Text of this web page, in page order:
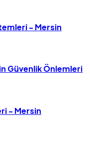
- Mersin
Güvenlik Önlemleri
- Mersin